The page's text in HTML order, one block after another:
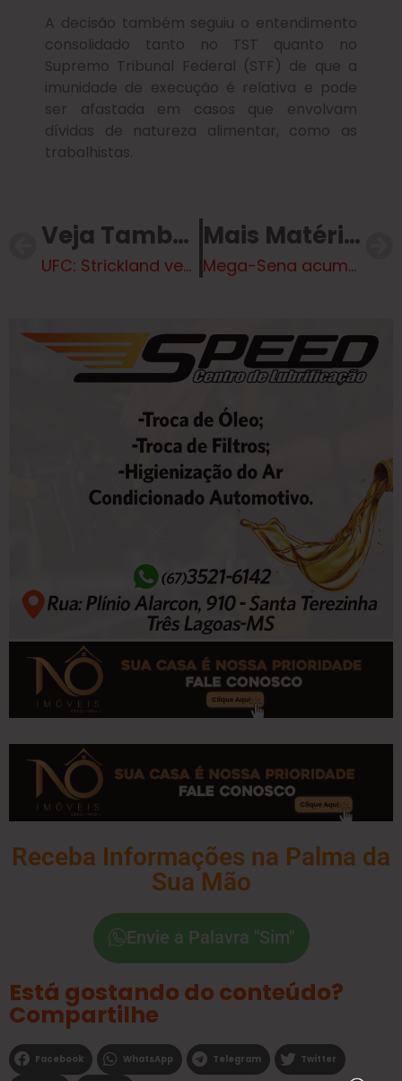
A decisão também seguiu o entendimento
consolidado tanto no TST quanto no
Supremo Tribunal Federal (STF) de que a
imunidade de execução é relativa e pode
ser afastada em casos que envolvam
dívidas de natureza alimentar, como as
trabalhistas.
Veja Também
UFC: Strickland vence Chimaev e conquista cinturão dos médios
Mais Matérias
Mega-Sena acumula e prêmio vai a R$ 52 milhões
Receba Informações na Palma da
Sua Mão
Envie a Palavra "Sim"
Está gostando do conteúdo?
Compartilhe
Facebook WhatsApp Telegram Twitter